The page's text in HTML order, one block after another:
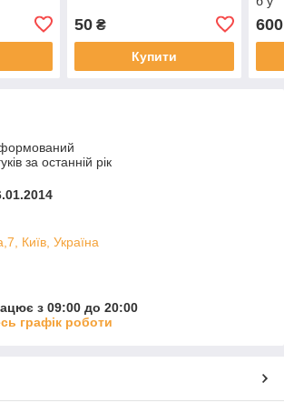
50₴
Купити
600
за останній рік
Київ, Україна
з 09:00 до 20:00
графік роботи